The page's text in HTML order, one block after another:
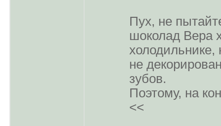
Пух, не
шоколад Вера
холодильнике,
не
зубов.
Поэтому, на
<<